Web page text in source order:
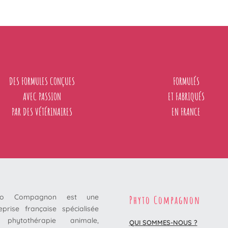
DES FORMULES CONÇUES
AVEC PASSION
PAR DES VÉTÉRINAIRES
FORMULÉS
ET FABRIQUÉS
EN FRANCE
Compagnon est une
française spécialisée
animale,
Phyto Compagnon
QUI SOMMES-NOUS ?